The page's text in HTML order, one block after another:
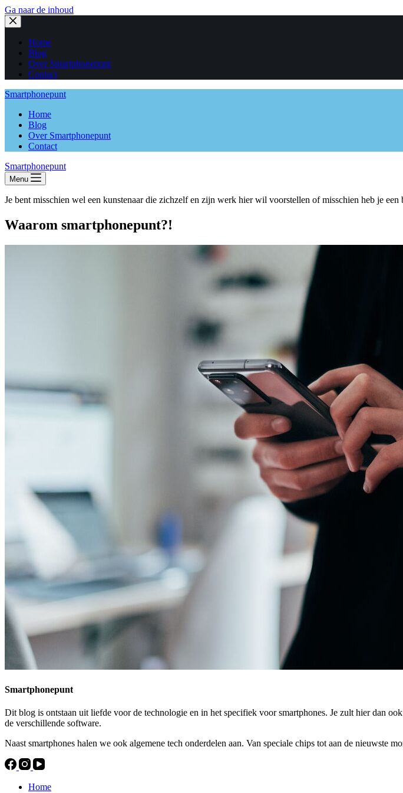
Ga naar de inhoud
Home
Blog
Over Smartphonepunt
Contact
Smartphonepunt
Home
Blog
Over Smartphonepunt
Contact
Smartphonepunt
Menu
Je bent misschien wel een kunstenaar die zichzelf en zijn werk hier wil voorstellen of misschien heb je een
Waarom smartphonepunt?!
Smartphonepunt
Dit blog is ontstaan uit liefde voor de technologie en in het specifiek voor smartphones. Je zult hier dan
de verschillende software.
Naast smartphones halen we ook algemene tech onderdelen aan. Van speciale chips tot aan de nieuwste
Home